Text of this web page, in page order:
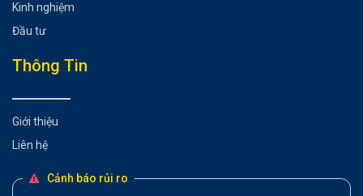
Kinh nghiệm
Đầu tư
Thông Tin
Giới thiệu
Liên hệ
Cảnh báo rủi ro